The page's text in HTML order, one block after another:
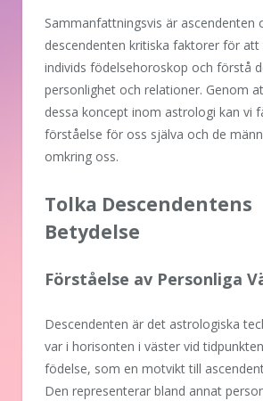
Sammanfattningsvis är ascendenten
descendenten kritiska faktorer för att
individs födelsehoroskop och förstå
personlighet och relationer. Genom
dessa koncept inom astrologi kan vi
förståelse för oss själva och de
omkring oss.
Tolka Descendentens
Betydelse
Förståelse av Personliga
Descendenten är det astrologiska
var i horisonten i väster vid
födelse, som en motvikt till
Den representerar bland annat